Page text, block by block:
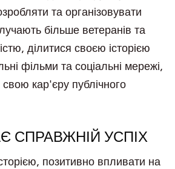
та організовувати
більше ветеранів та
ділитися своєю історією
фільми та соціальні мережі,
кар'єру публічного
СПРАВЖНІЙ УСПІХ
позитивно впливати на